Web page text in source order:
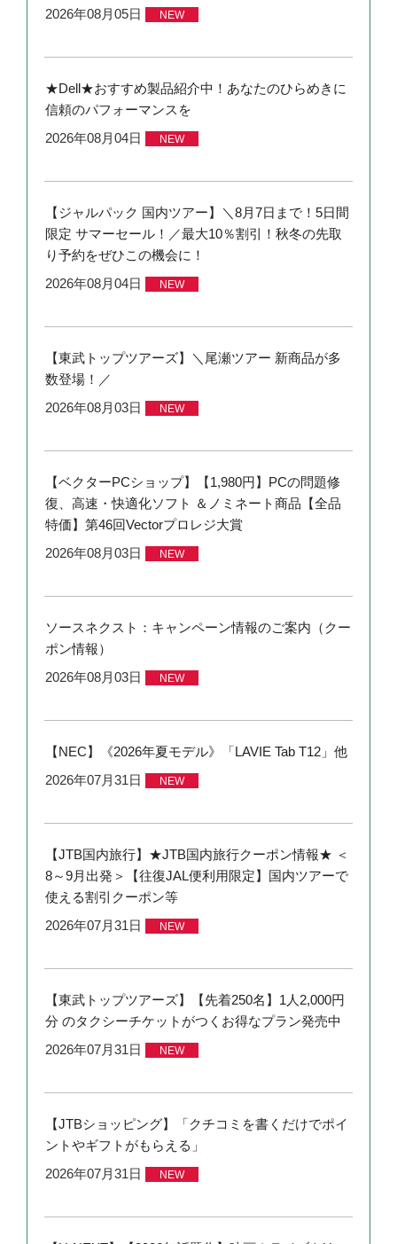
2026年08月05日
NEW
★Dell★おすすめ製品紹介中！あなたのひらめきに
信頼のパフォーマンスを
2026年08月04日
NEW
【ジャルパック 国内ツアー】＼8月7日まで！5日間
限定 サマーセール！／最大10％割引！秋冬の先取
り予約をぜひこの機会に！
2026年08月04日
NEW
【東武トップツアーズ】＼尾瀬ツアー 新商品が多
数登場！／
2026年08月03日
NEW
【ベクターPCショップ】【1,980円】PCの問題修
復、高速・快適化ソフト ＆ノミネート商品【全品
特価】第46回Vectorプロレジ大賞
2026年08月03日
NEW
ソースネクスト：キャンペーン情報のご案内（クー
ポン情報）
2026年08月03日
NEW
【NEC】《2026年夏モデル》「LAVIE Tab T12」他
2026年07月31日
NEW
【JTB国内旅行】★JTB国内旅行クーポン情報★ ＜
8～9月出発＞【往復JAL便利用限定】国内ツアーで
使える割引クーポン等
2026年07月31日
NEW
【東武トップツアーズ】【先着250名】1人2,000円
分 のタクシーチケットがつくお得なプラン発売中
2026年07月31日
NEW
【JTBショッピング】「クチコミを書くだけでポイ
ントやギフトがもらえる」
2026年07月31日
NEW